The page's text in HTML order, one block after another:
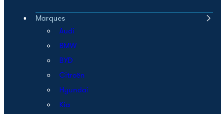
Marques
Audi
BMW
BYD
Citroën
Hyundai
Kia